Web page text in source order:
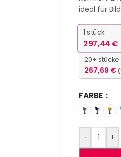
ideal für
1 stück
297,44 €
20+ stücke
267,69 €
FARBE
- +